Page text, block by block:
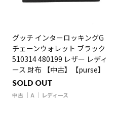
グッチ インターロッキングG
チェーンウォレット ブラック
510314 480199 レザー レディ
ース 財布 【中古】【purse】
SOLD OUT
中古 A レディース